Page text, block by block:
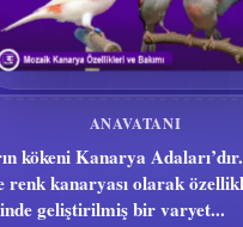
ANAVATANI
kökeni Kanarya
renk kanaryası olarak
geliştirilmiş bir varyet...